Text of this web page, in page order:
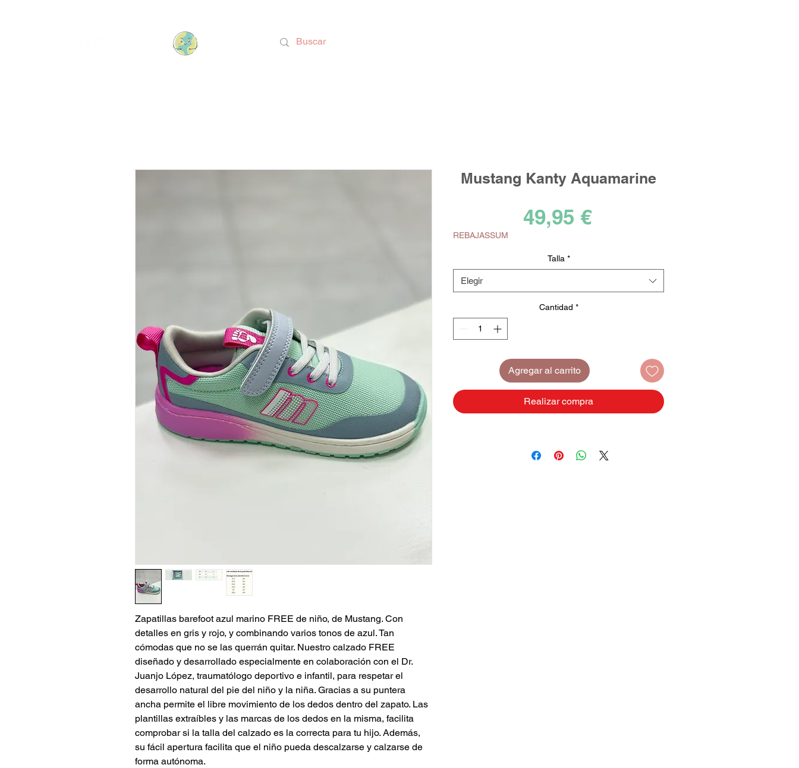
Zapatillas barefoot azul marino FREE de niño, de Mustang. Con
detalles en gris y rojo, y combinando varios tonos de azul. Tan
cómodas que no se las querrán quitar. Nuestro calzado FREE
diseñado y desarrollado especialmente en colaboración con el Dr.
Juanjo López, traumatólogo deportivo e infantil, para respetar el
desarrollo natural del pie del niño y la niña. Gracias a su puntera
ancha permite el libre movimiento de los dedos dentro del zapato. Las
plantillas extraíbles y las marcas de los dedos en la misma, facilita
comprobar si la talla del calzado es la correcta para tu hijo. Además,
su fácil apertura facilita que el niño pueda descalzarse y calzarse de
forma autónoma.
Mustang Kanty Aquamarine
49,95 €Precio
REBAJASSUM
Talla *
Elegir
Cantidad *
Agregar al carrito
Realizar compra